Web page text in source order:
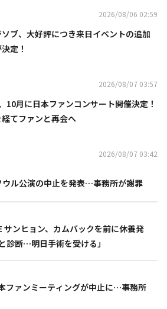
2026/08/06 02:59
ブ、大好評につき来日イベントの追加
定！
2026/08/07 03:57
10月に日本ファンコンサート開催決定！
てファンと再会へ
2026/08/07 03:42
ル公演の中止を発表…事務所が謝罪
サンヒョン、カムバックを前に休養発
診断…明日手術を受ける」
ファンミーティングが中止に…事務所